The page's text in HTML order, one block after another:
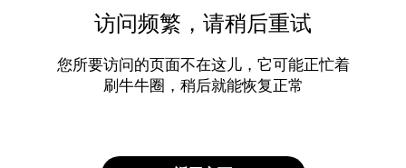
访问频繁，请稍后重试
您所要访问的页面不在这儿，它可能正忙着
刷牛牛圈，稍后就能恢复正常